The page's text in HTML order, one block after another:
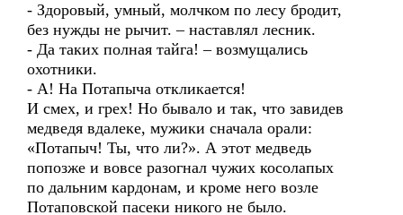
- Здоровый, умный, молчком по лесу бродит,
без нужды не рычит. – наставлял лесник.
- Да таких полная тайга! – возмущались
охотники.
- А! На Потапыча откликается!
И смех, и грех! Но бывало и так, что завидев
медведя вдалеке, мужики сначала орали:
«Потапыч! Ты, что ли?». А этот медведь
попозже и вовсе разогнал чужих косолапых
по дальним кардонам, и кроме него возле
Потаповской пасеки никого не было.